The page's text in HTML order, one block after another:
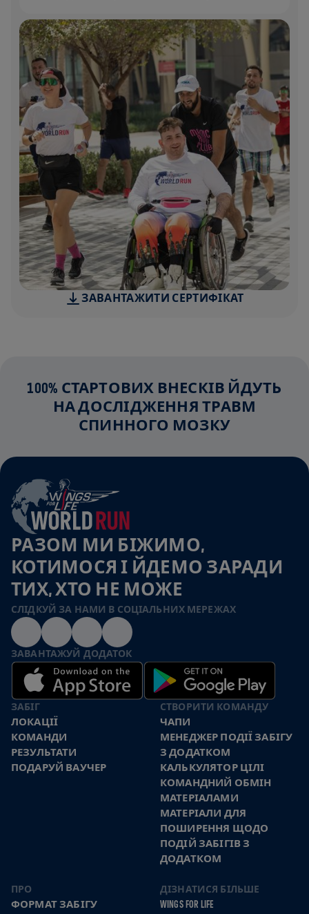
ЗАВАНТАЖИТИ СЕРТИФІКАТ
100% СТАРТОВИХ ВНЕСКІВ ЙДУТЬ
НА ДОСЛІДЖЕННЯ ТРАВМ
СПИННОГО МОЗКУ
РАЗОМ МИ БІЖИМО,
КОТИМОСЯ І ЙДЕМО ЗАРАДИ
ТИХ, ХТО НЕ МОЖЕ
СЛІДКУЙ ЗА НАМИ В СОЦІАЛЬНИХ МЕРЕЖАХ
ЗАВАНТАЖУЙ ДОДАТОК
ЗАБІГ
ЛОКАЦІЇ
КОМАНДИ
РЕЗУЛЬТАТИ
ПОДАРУЙ ВАУЧЕР
СТВОРИТИ КОМАНДУ
ЧАПИ
МЕНЕДЖЕР ПОДІЇ ЗАБІГУ
З ДОДАТКОМ
КАЛЬКУЛЯТОР ЦІЛІ
КОМАНДНИЙ ОБМІН
МАТЕРІАЛАМИ
МАТЕРІАЛИ ДЛЯ
ПОШИРЕННЯ ЩОДО
ПОДІЙ ЗАБІГІВ З
ДОДАТКОМ
ПРО
ФОРМАТ ЗАБІГУ
ДІЗНАТИСЯ БІЛЬШЕ
WINGS FOR LIFE